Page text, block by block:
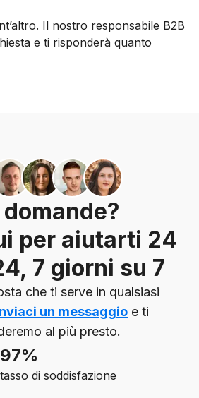
Il nostro responsabile B2B
e ti risponderà quanto
per aiutarti 24
7 giorni su 7
che ti serve in qualsiasi
un messaggio e ti
al più presto.
97%
tasso di soddisfazione